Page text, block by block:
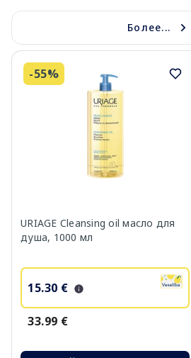
Более...
-55%
URIAGE Cleansing oil масло для
душа, 1000 мл
15.30 €
33.99 €